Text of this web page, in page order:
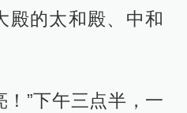
殿的太和殿、中和
！”下午三点半，一